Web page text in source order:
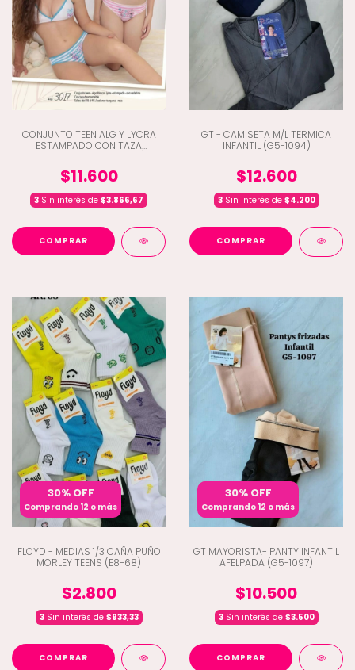
CONJUNTO TEEN ALG Y LYCRA
ESTAMPADO CON TAZA
$11.600
3 Sin interés de $3.866,67
COMPRAR
GT - CAMISETA M/L TERMICA
INFANTIL (G5-1094)
$12.600
3Sin interés de $4.200
COMPRAR
30% OFF
Comprando 12 o más
FLOYD - MEDIAS 1/3 CAÑA PUÑO
MORLEY TEENS (E8-68)
$2.800
3Sin interés de $933,33
COMPRAR
30% OFF
Comprando 12 o más
GT MAYORISTA- PANTY INFANTIL
AFELPADA (G5-1097)
$10.500
3Sin interés de $3.500
COMPRAR